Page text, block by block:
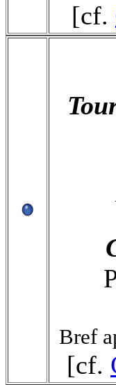
[cf.
Bref
[cf.